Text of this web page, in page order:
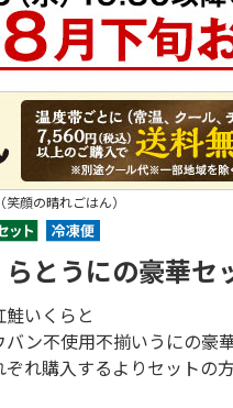
顔の晴れごはん）
とうにの豪華セ
いくらと
バン不使用不揃いうにの豪
れ購入するよりセットの